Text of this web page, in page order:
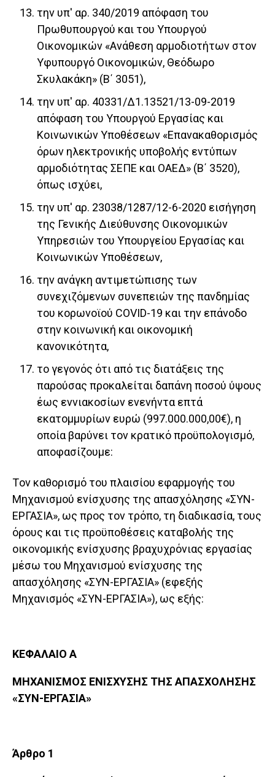
την υπ' αρ. 340/2019 απόφαση του
Πρωθυπουργού και του Υπουργού
Οικονομικών «Ανάθεση αρμοδιοτήτων στον
Υφυπουργό Οικονομικών, Θεόδωρο
Σκυλακάκη» (Β΄ 3051),
την υπ' αρ. 40331/Δ1.13521/13-09-2019
απόφαση του Υπουργού Εργασίας και
Κοινωνικών Υποθέσεων «Επανακαθορισμός
όρων ηλεκτρονικής υποβολής εντύπων
αρμοδιότητας ΣΕΠΕ και ΟΑΕΔ» (Β΄ 3520),
όπως ισχύει,
την υπ' αρ. 23038/1287/12-6-2020 εισήγηση
της Γενικής Διεύθυνσης Οικονομικών
Υπηρεσιών του Υπουργείου Εργασίας και
Κοινωνικών Υποθέσεων,
την ανάγκη αντιμετώπισης των
συνεχιζόμενων συνεπειών της πανδημίας
του κορωνοϊού COVID-19 και την επάνοδο
στην κοινωνική και οικονομική
κανονικότητα,
το γεγονός ότι από τις διατάξεις της
παρούσας προκαλείται δαπάνη ποσού ύψους
έως εννιακοσίων ενενήντα επτά
εκατομμυρίων ευρώ (997.000.000,00€), η
οποία βαρύνει τον κρατικό προϋπολογισμό,
αποφασίζουμε:
Tον καθορισμό του πλαισίου εφαρμογής του
Μηχανισμού ενίσχυσης της απασχόλησης «ΣΥΝ-
ΕΡΓΑΣΙΑ», ως προς τον τρόπο, τη διαδικασία, τους
όρους και τις προϋποθέσεις καταβολής της
οικονομικής ενίσχυσης βραχυχρόνιας εργασίας
μέσω του Μηχανισμού ενίσχυσης της
απασχόλησης «ΣΥΝ-ΕΡΓΑΣΙΑ» (εφεξής
Μηχανισμός «ΣΥΝ-ΕΡΓΑΣΙΑ»), ως εξής:
ΚΕΦΑΛΑΙΟ Α
ΜΗΧΑΝΙΣΜΟΣ ΕΝΙΣΧΥΣΗΣ ΤΗΣ ΑΠΑΣΧΟΛΗΣΗΣ
«ΣΥΝ-ΕΡΓΑΣΙΑ»
Άρθρο 1